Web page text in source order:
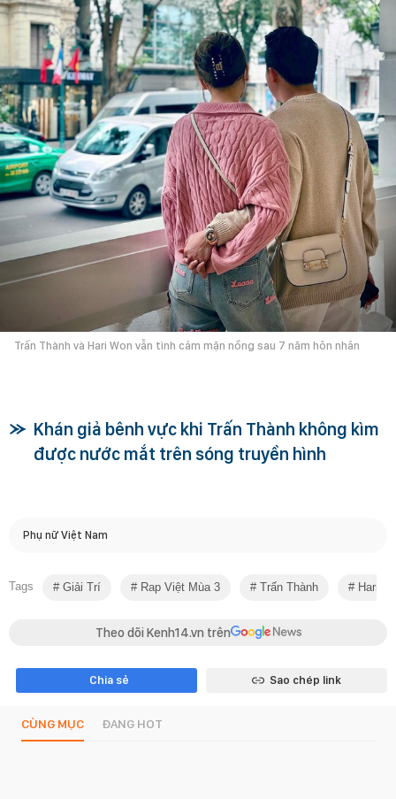
Trấn Thành và Hari Won vẫn tình cảm mặn nồng sau 7 năm hôn nhân
Khán giả bênh vực khi Trấn Thành không kìm
được nước mắt trên sóng truyền hình
Phụ nữ Việt Nam
Tags Giải Trí Rap Việt Mùa 3 Trấn Thành Hari
Theo dõi Kenh14.vn trên
Chia sẻ Sao chép link
CÙNG MỤC ĐANG HOT